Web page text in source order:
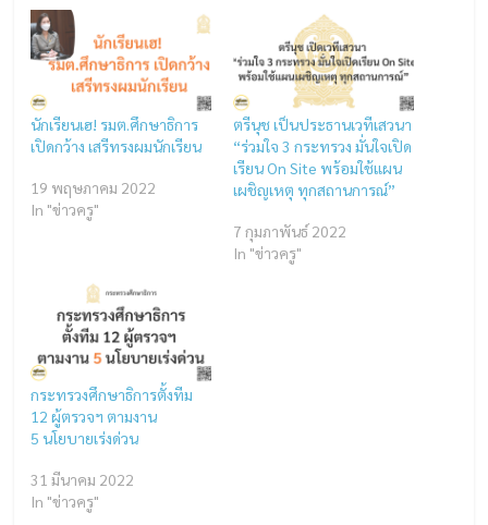
นักเรียนเฮ! รมต.ศึกษาธิการ
เปิดกว้าง เสรีทรงผมนักเรียน
19 พฤษภาคม 2022
In "ข่าวครู"
ตรีนุช เป็นประธานเวทีเสวนา
“ร่วมใจ 3 กระทรวง มั่นใจเปิด
เรียน On Site พร้อมใช้แผน
เผชิญเหตุ ทุกสถานการณ์”
7 กุมภาพันธ์ 2022
In "ข่าวครู"
กระทรวงศึกษาธิการตั้งทีม
12 ผู้ตรวจฯ ตามงาน
5 นโยบายเร่งด่วน
31 มีนาคม 2022
In "ข่าวครู"